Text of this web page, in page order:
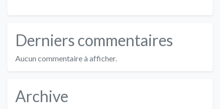
Derniers commentaires
Aucun commentaire à afficher.
Archive